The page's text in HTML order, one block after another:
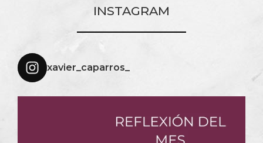
INSTAGRAM
xavier_caparros_